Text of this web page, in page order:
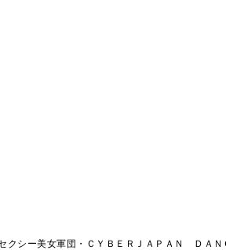
クシー美女軍団・ＣＹＢＥＲＪＡＰＡＮ ＤＡＮ